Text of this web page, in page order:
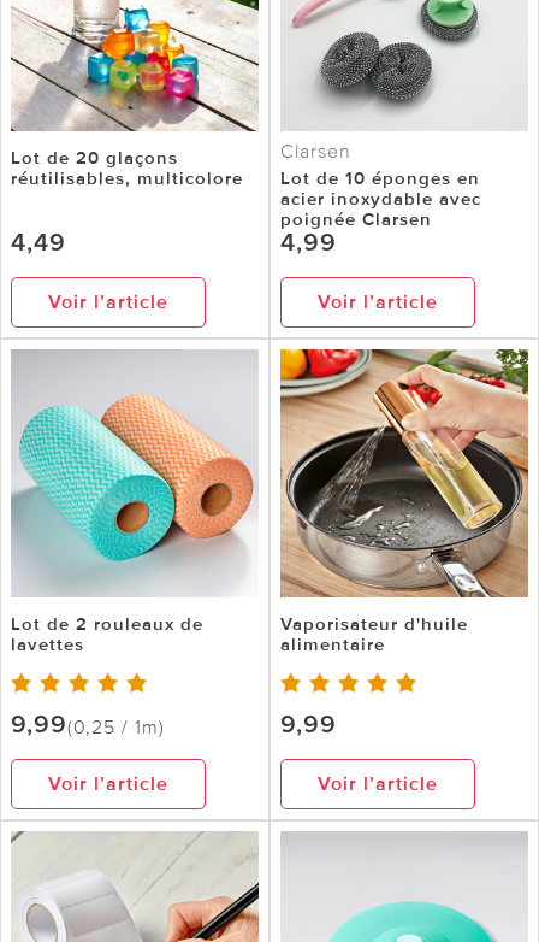
Lot de 20 glaçons
réutilisables, multicolore
4,49
Voir l’article
Clarsen
Lot de 10 éponges en
acier inoxydable avec
poignée Clarsen
4,99
Voir l’article
Lot de 2 rouleaux de
lavettes
9,99(0,25 / 1m)
Voir l’article
Vaporisateur d'huile
alimentaire
9,99
Voir l’article